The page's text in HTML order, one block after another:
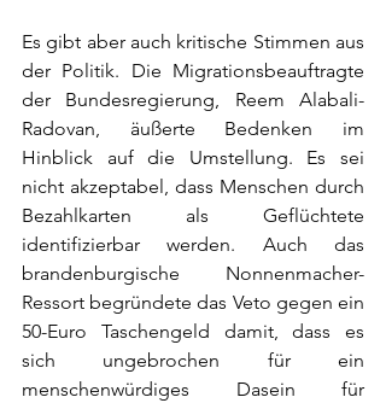
Es gibt aber auch kritische Stimmen aus
der Politik. Die Migrationsbeauftragte
der Bundesregierung, Reem Alabali-
Radovan, äußerte Bedenken im
Hinblick auf die Umstellung. Es sei
nicht akzeptabel, dass Menschen durch
Bezahlkarten als Geflüchtete
identifizierbar werden. Auch das
brandenburgische Nonnenmacher-
Ressort begründete das Veto gegen ein
50-Euro Taschengeld damit, dass es
sich ungebrochen für ein
menschenwürdiges Dasein für